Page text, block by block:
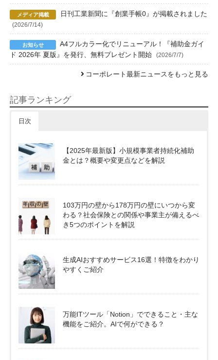
日刊工業新聞に『創業手帳0』が掲載されました
(2026/7/14)
A4フルカラー化でリニューアル！『補助金ガイ
ド 2026年 夏版』を発行、無料プレゼント開始
(2026/7/7)
コーポレート最新ニュースをもっと見る
記事ランキング
日次
【2025年最新版】小規模事業者持続化補助
金とは？概要や変更点などを解説
103万円の壁から178万円の壁にいつから変
わる？社会保険との関係や事業主が備えるべ
き5つのポイントを解説
生成AIおすすめサービス16選！特徴をわかり
やすくご紹介
万能ITツール「Notion」でできること・主な
機能をご紹介。AIで何ができる？